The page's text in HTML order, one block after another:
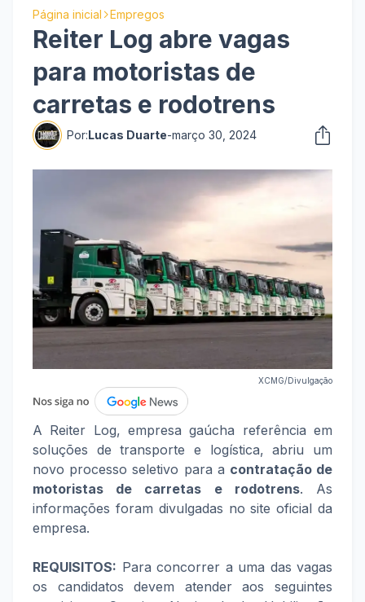
Página inicial Empregos
Reiter Log abre vagas
para motoristas de
carretas e rodotrens
Por:Lucas Duarte-março 30, 2024
XCMG/Divulgação
A Reiter Log, empresa gaúcha referência em
soluções de transporte e logística, abriu um
novo processo seletivo para a contratação de
motoristas de carretas e rodotrens. As
informações foram divulgadas no site oficial da
empresa.
REQUISITOS: Para concorrer a uma das vagas
os candidatos devem atender aos seguintes